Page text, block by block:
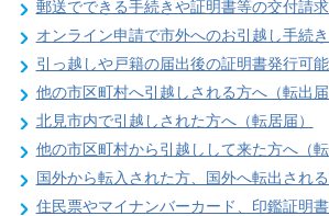
郵送でできる手続きや証明書等の交付請求（住民票
オンライン申請で市外へのお引越し手続き（
引っ越しや戸籍の届出後の証明書発行可
他の市区町村へ引越しされる方へ（転出届
北見市内で引越しされた方へ（転居届）
他の市区町村から引越しして来た方へ（転
国外から転入された方、国外へ転出され
住民票やマイナンバーカード、印鑑証明書に旧氏（旧姓）が併